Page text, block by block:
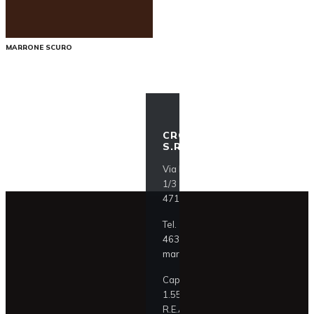
MARRONE SCURO
CROCI ITALIA
S.R.L.
Via F.lli Lumière
1/3
47121 Forlì (FC)
Tel.
463911
mark@croci.com
Cap. Soc. €
1.550.000,00
R.E.A. FO 329195